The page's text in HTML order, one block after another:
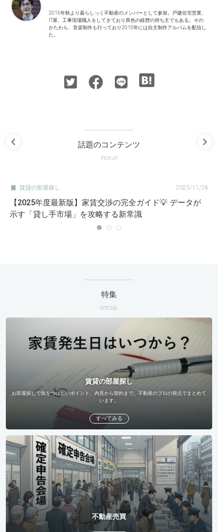
2015年秋より暮らしっく不動産のメンバーとして参加。戸建住宅営業、
IT屋、工事現場職人をしてきており異色の経歴の持ち主でもある。その
かたわら、音楽制作も行っており2015年には自主制作アルバムを配信し
た。
話題のコンテンツ
PICKUP
 賃貸の部屋探し 2025/11/28
【2025年度最新版】家賃交渉の完全ガイド💡 データが
示す「貸し手市場」を攻略する新常識
特集
SPECIAL
賃貸の部屋探し
お部屋探しで気をつけたいポイント、内見から契約まで。不動産のプロの視点でまとめて
います。
すべてみる
不動産売買